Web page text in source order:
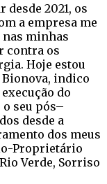
desde 2021, os
a empresa me
minhas
contra os
Hoje estou
indico
do
seu pós–
desde a
dos meus
Proprietário
Verde, Sorriso